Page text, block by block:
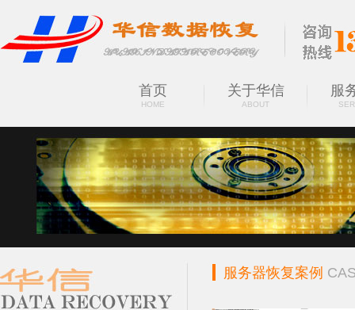
首页
HOME
关于华信
ABOUT
服
服务器恢复案例